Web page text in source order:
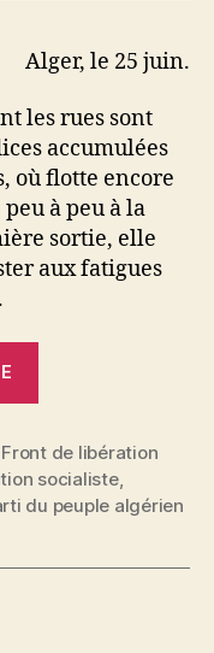
Alger, le 25 juin.
les rues sont
accumulées
où flotte encore
à peu à la
sortie, elle
aux fatigues
En
attendant
l’indépendance »
Front de libération
socialiste,
du peuple algérien